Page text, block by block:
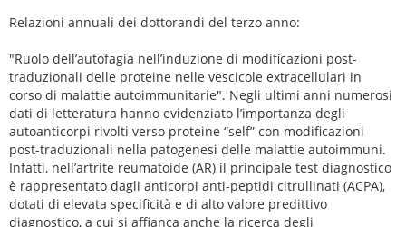
Relazioni annuali dei dottorandi del terzo anno:
"Ruolo dell’autofagia nell’induzione di modificazioni post-
traduzionali delle proteine nelle vescicole extracellulari in
corso di malattie autoimmunitarie". Negli ultimi anni numerosi
dati di letteratura hanno evidenziato l’importanza degli
autoanticorpi rivolti verso proteine “self” con modificazioni
post-traduzionali nella patogenesi delle malattie autoimmuni.
Infatti, nell’artrite reumatoide (AR) il principale test diagnostico
è rappresentato dagli anticorpi anti-peptidi citrullinati (ACPA),
dotati di elevata specificità e di alto valore predittivo
diagnostico, a cui si affianca anche la ricerca degli